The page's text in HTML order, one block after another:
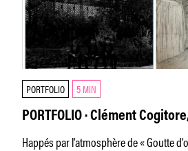
PORTFOLIO 5 MIN
PORTFOLIO · Clément
Happés par l’atmosphère de « Goutte